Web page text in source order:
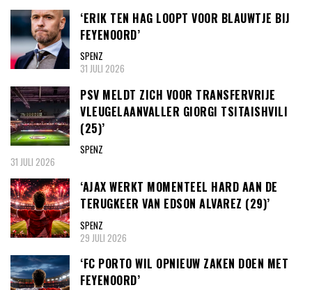
‘ERIK TEN HAG LOOPT VOOR BLAUWTJE BIJ
FEYENOORD’
SPENZ
31 JULI 2026
PSV MELDT ZICH VOOR TRANSFERVRIJE
VLEUGELAANVALLER GIORGI TSITAISHVILI
(25)’
SPENZ
31 JULI 2026
‘AJAX WERKT MOMENTEEL HARD AAN DE
TERUGKEER VAN EDSON ALVAREZ (29)’
SPENZ
29 JULI 2026
‘FC PORTO WIL OPNIEUW ZAKEN DOEN MET
FEYENOORD’